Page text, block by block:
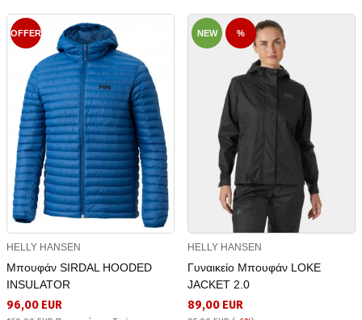
OFFER
HELLY HANSEN
Μπουφάν SIRDAL HOODED
INSULATOR
96,00 EUR
NEW %
HELLY HANSEN
Γυναικείο Μπουφάν LOKE
JACKET 2.0
89,00 EUR